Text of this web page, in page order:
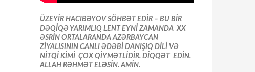
ÜZEYİR HACIBƏYOV SÖHBƏT EDİR – BU BİR
DƏQİQƏ YARIMLIQ LENT EYNİ ZAMANDA XX
ƏSRİN ORTALARANDA AZƏRBAYCAN
ZİYALISININ CANLI ƏDƏBİ DANIŞIQ DİLİ VƏ
NİTQİ KİMİ ÇOX QİYMƏTLİDİR. DİQQƏT EDİN.
ALLAH RƏHMƏT ELƏSİN. AMİN.